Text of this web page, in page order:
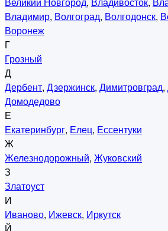
Владимир, Волгоград, Волгодонск,
Воронеж
Г
Грозный
Д
Дербент, Дзержинск, Димитровград,
Домодедово
Е
Екатеринбург, Елец, Ессентуки
Ж
Железнодорожный, Жуковский
З
Златоуст
И
Иваново, Ижевск, Иркутск